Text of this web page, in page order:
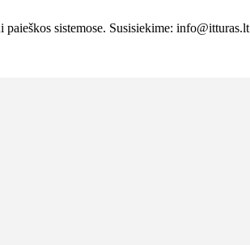
sistemose. Susisiekime: info@itturas.lt